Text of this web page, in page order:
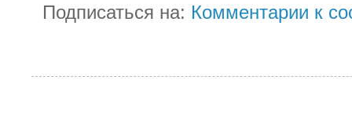
Подписаться на: Комментарии к